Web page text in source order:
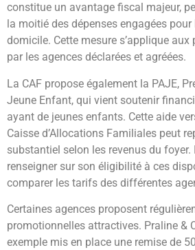
constitue un avantage fiscal majeur,
la moitié des dépenses engagées
domicile. Cette mesure s’applique
par les agences déclarées et agréées.
La CAF propose également la PAJE,
Jeune Enfant, qui vient soutenir
ayant de jeunes enfants. Cette aide
Caisse d’Allocations Familiales peut
substantiel selon les revenus du
renseigner sur son éligibilité à ces
comparer les tarifs des différentes
Certaines agences proposent
promotionnelles attractives. Praline &
exemple mis en place une remise de